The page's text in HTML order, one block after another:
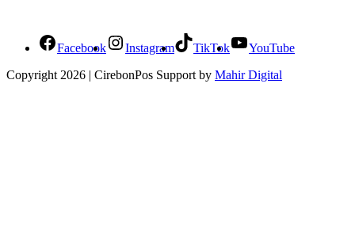
Facebook Instagram TikTok
YouTube
Copyright 2026 | CirebonPos Support by Mahir Digital